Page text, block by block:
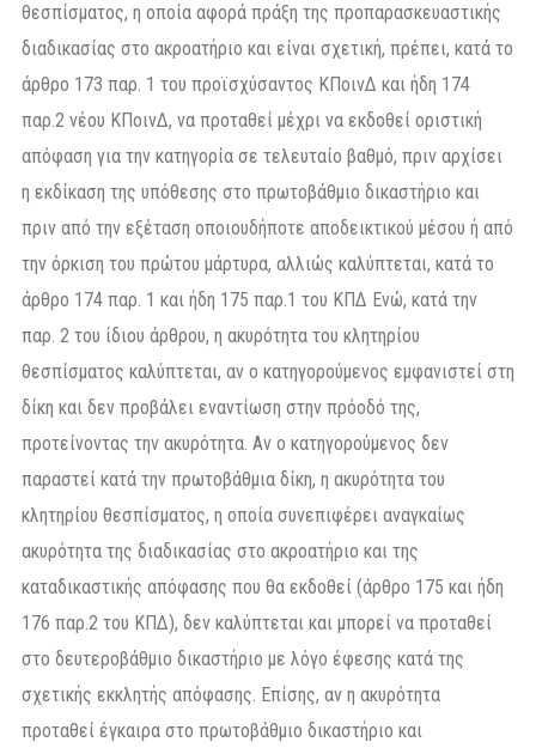
θεσπίσματος, η οποία αφορά πράξη της προπαρασκευαστικής
διαδικασίας στο ακροατήριο και είναι σχετική, πρέπει, κατά το
άρθρο 173 παρ. 1 του προϊσχύσαντος ΚΠοινΔ και ήδη 174
παρ.2 νέου ΚΠοινΔ, να προταθεί μέχρι να εκδοθεί οριστική
απόφαση για την κατηγορία σε τελευταίο βαθμό, πριν αρχίσει
η εκδίκαση της υπόθεσης στο πρωτοβάθμιο δικαστήριο και
πριν από την εξέταση οποιουδήποτε αποδεικτικού μέσου ή από
την όρκιση του πρώτου μάρτυρα, αλλιώς καλύπτεται, κατά το
άρθρο 174 παρ. 1 και ήδη 175 παρ.1 του ΚΠΔ Ενώ, κατά την
παρ. 2 του ίδιου άρθρου, η ακυρότητα του κλητηρίου
θεσπίσματος καλύπτεται, αν ο κατηγορούμενος εμφανιστεί στη
δίκη και δεν προβάλει εναντίωση στην πρόοδό της,
προτείνοντας την ακυρότητα. Αν ο κατηγορούμενος δεν
παραστεί κατά την πρωτοβάθμια δίκη, η ακυρότητα του
κλητηρίου θεσπίσματος, η οποία συνεπιφέρει αναγκαίως
ακυρότητα της διαδικασίας στο ακροατήριο και της
καταδικαστικής απόφασης που θα εκδοθεί (άρθρο 175 και ήδη
176 παρ.2 του ΚΠΔ), δεν καλύπτεται και μπορεί να προταθεί
στο δευτεροβάθμιο δικαστήριο με λόγο έφεσης κατά της
σχετικής εκκλητής απόφασης. Επίσης, αν η ακυρότητα
προταθεί έγκαιρα στο πρωτοβάθμιο δικαστήριο και